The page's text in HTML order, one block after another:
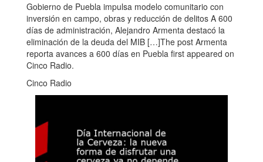
Gobierno de Puebla impulsa modelo comunitario con
inversión en campo, obras y reducción de delitos A 600
días de administración, Alejandro Armenta destacó la
eliminación de la deuda del MIB […]The post Armenta
reporta avances a 600 días en Puebla first appeared on
Cinco Radio.
Cinco Radio